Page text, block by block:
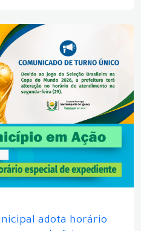
adota horário